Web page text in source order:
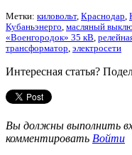
Метки: киловольт, Краснодар,
Кубаньэнерго, масляный
«Военгородок» 35 кВ,
трансформатор, электросети
Интересная статья?
Вы должны выполнить
комментировать Войти